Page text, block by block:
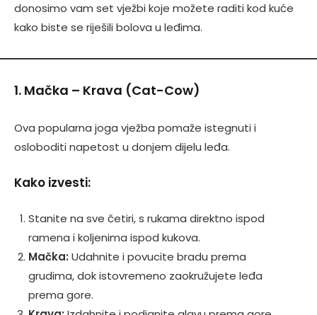
donosimo vam set vježbi koje možete raditi kod kuće
kako biste se riješili bolova u leđima.
1. Mačka – Krava (Cat-Cow)
Ova popularna joga vježba pomaže istegnuti i
osloboditi napetost u donjem dijelu leđa.
Kako izvesti:
Stanite na sve četiri, s rukama direktno ispod
ramena i koljenima ispod kukova.
Mačka: Udahnite i povucite bradu prema
grudima, dok istovremeno zaokružujete leđa
prema gore.